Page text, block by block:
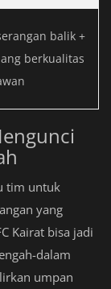
balik +
berkualitas
tim untuk
yang
Kairat bisa jadi
dalam
umpan